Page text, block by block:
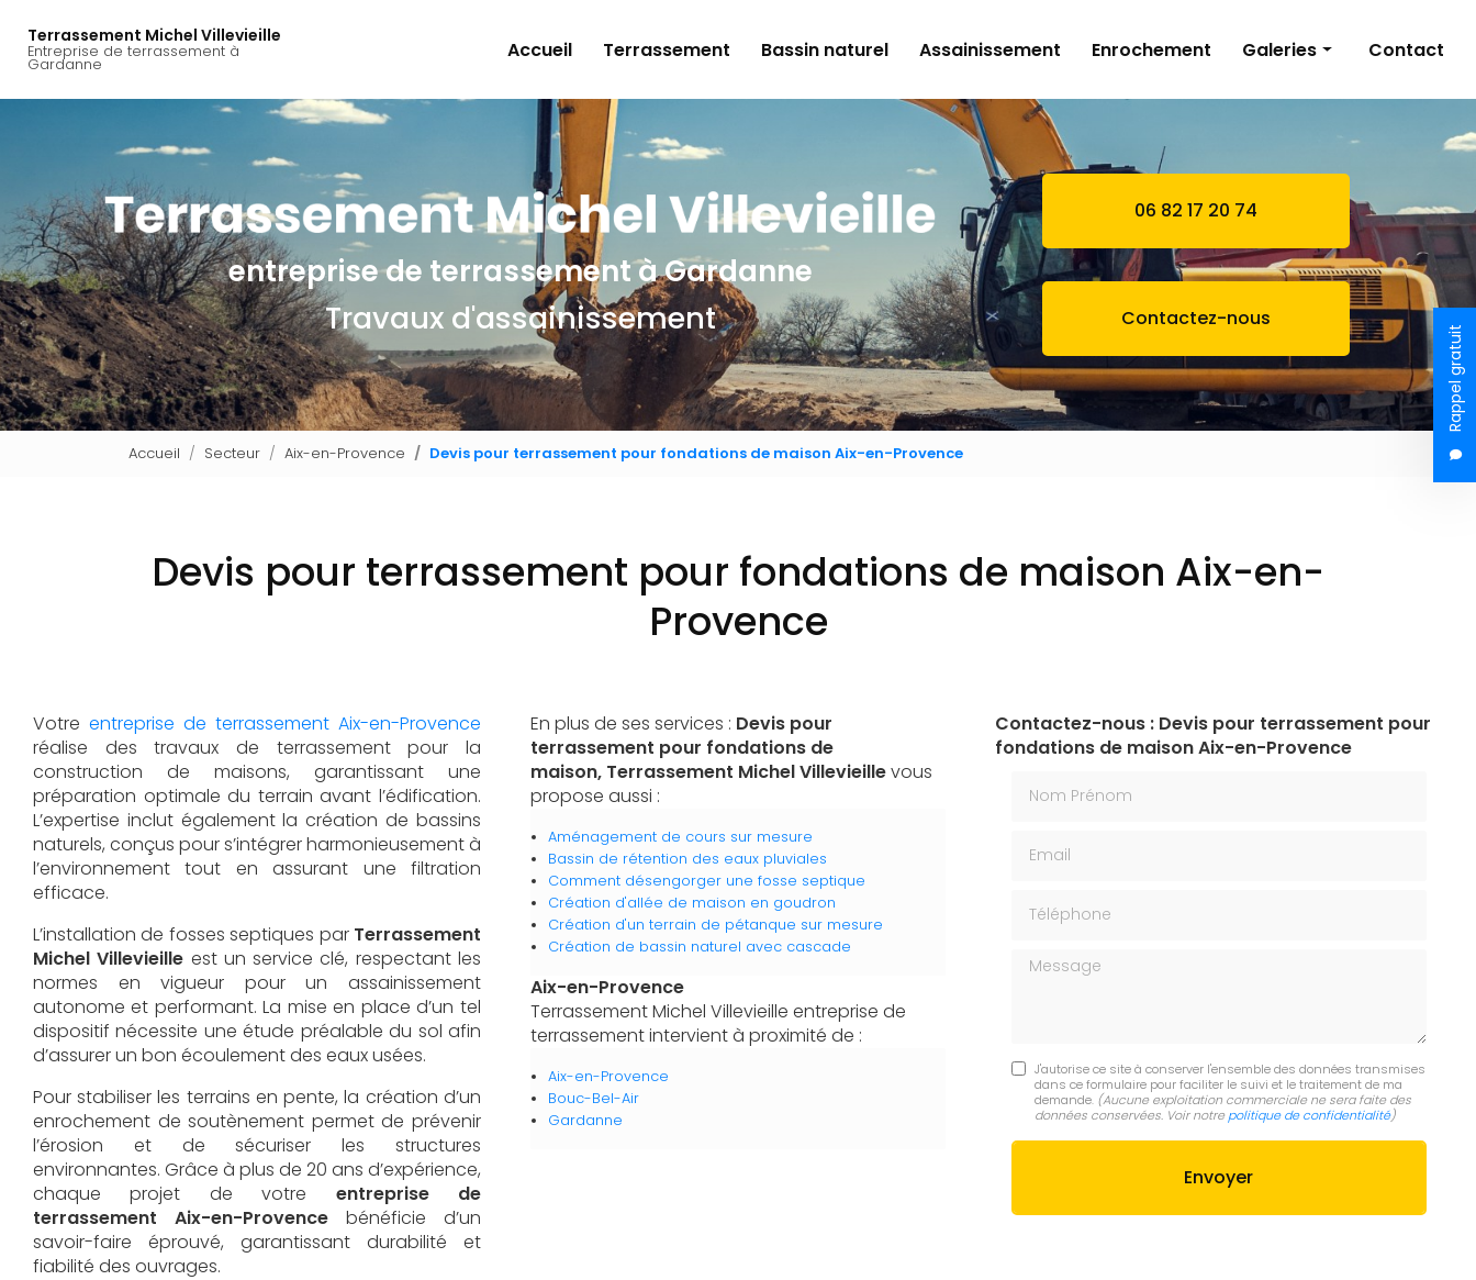
contenu
Terrassement Michel Villevieille
Entreprise de terrassement à
Gardanne
Rappel gratuit
Accueil
Terrassement Bassin naturel Assainissement Enrochement Galeries
Assainissement
Enrochement
Contact
entreprise de terrassementà Gardanne
Travaux d'assainissement
06 82 17 20 74
Contactez-nous
Accueil Secteur Aix-en-Provence Devis pour terrassement pour fondations de maison Aix-en-Provence
Devis pour terrassement pour fondations de maison Aix-en-
Provence
Votre entreprise de terrassement Aix-en-Provence
réalise des travaux de terrassement pour la
construction de maisons, garantissant une
préparation optimale du terrain avant l’édification.
L’expertise inclut également la création de bassins
naturels, conçus pour s’intégrer harmonieusement à
l’environnement tout en assurant une filtration
efficace.
L’installation de fosses septiques par Terrassement
Michel Villevieille est un service clé, respectant les
normes en vigueur pour un assainissement
autonome et performant. La mise en place d’un tel
dispositif nécessite une étude préalable du sol afin
d’assurer un bon écoulement des eaux usées.
Pour stabiliser les terrains en pente, la création d’un
enrochement de soutènement permet de prévenir
l’érosion et de sécuriser les structures
environnantes. Grâce à plus de 20 ans d’expérience,
chaque projet de votre entreprise de
terrassement Aix-en-Provence bénéficie d’un
savoir-faire éprouvé, garantissant durabilité et
fiabilité des ouvrages.
En plus de ses services : Devis pour
terrassement pour fondations de
maison, Terrassement Michel Villevieillevous
propose aussi :
Aménagement de cours sur mesure
Bassin de rétention des eaux pluviales
Comment désengorger une fosse septique
Création d'allée de maison en goudron
Création d'un terrain de pétanque sur mesure
Création de bassin naturel avec cascade
Aix-en-Provence
Terrassement Michel Villevieille entreprise de
terrassement intervient à proximité de :
Aix-en-Provence
Bouc-Bel-Air
Gardanne
Contactez-nous : Devis pour terrassement pour
fondations de maison Aix-en-Provence
Message
J'autorise ce site à conserver l'ensemble des données transmises
dans ce formulaire pour faciliter le suivi et le traitement de ma
demande. (Aucune exploitation commerciale ne sera faite des
données conservées. Voir notre politique de confidentialité)